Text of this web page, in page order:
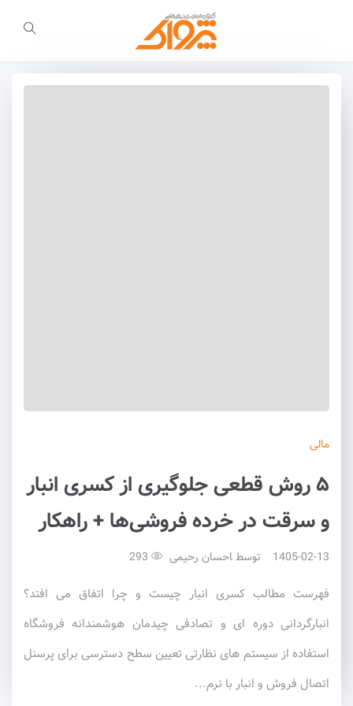
مالی
۵ روش قطعی جلوگیری از کسری انبار
و سرقت در خرده فروشی‌ها + راهکار
1405-02-13 توسط احسان رحیمی
فهرست مطالب کسری انبار چیست و چرا اتفاق می افتد؟
انبارگردانی دوره ای و تصادفی چیدمان هوشمندانه فروشگاه
استفاده از سیستم های نظارتی تعیین سطح دسترسی برای پرسنل
اتصال فروش و انبار با نرم...